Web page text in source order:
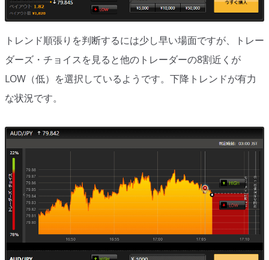
スポットフォロー
トレーダーズ・チョイス
アルゴビット
詐欺・ステマなどBO裏話
ステマに注意！
２ちゃんまとめ風の詐欺サイト
用語集
トレンド順張りを判断するには少し早い場面ですが、トレー
ダーズ・チョイスを見ると他のトレーダーの8割近くが
LOW（低）を選択しているようです。下降トレンドが有力
な状況です。